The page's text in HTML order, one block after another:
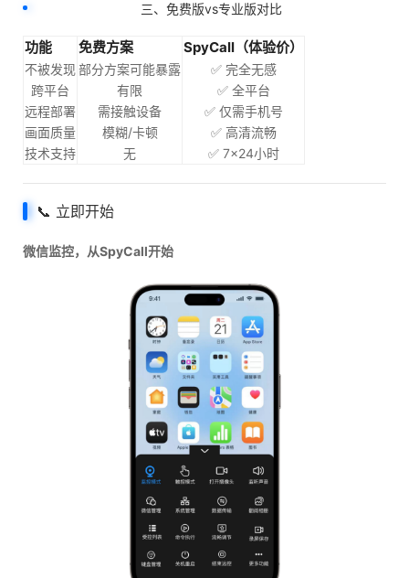
三、免费版vs专业版对比
功能 免费方案 SpyCall（体验价）
不被发现部分方案可能暴露
✅ 完全无感
跨平台
有限
✅ 全平台
远程部署
需接触设备
✅ 仅需手机号
画面质量
模糊/卡顿
✅ 高清流畅
技术支持
无 ✅ 7×24小时
📞 立即开始
微信监控，从SpyCall开始